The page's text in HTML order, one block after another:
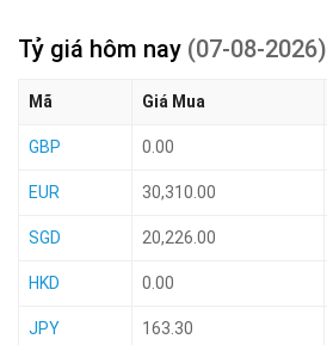
Tỷ giá hôm nay (07-08-2026)
Mã Giá Mua
GBP 0.00
EUR 30,310.00
SGD 20,226.00
HKD 0.00
JPY 163.30